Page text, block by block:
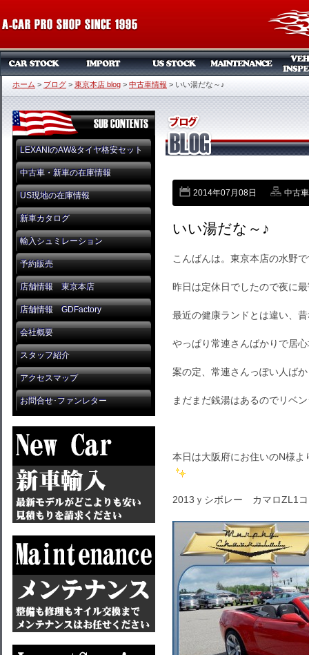
ホーム > ブログ > 東京本店 blog > 中古車情報 > いい湯だな～♪
LEXANIのAW&タイヤ格安セット
中古車・新車の在庫情報
US現地の在庫情報
新車カタログ
輸入シュミレーション
予約販売
店舗情報 東京本店
店舗情報 GDFactory
会社概要
スタッフ紹介
アクセスマップ
お問合せ･ファンレター
2014年07月08日 中古
いい湯だな～♪
こんばんは。東京本店の水野
昨日は定休日でしたので夜に
最近の健康ランドとは違い、
やっぱり常連さんばかりで居
案の定、常連さんっぽい人ば
まだまだ銭湯はあるのでリベ
本日は大阪府にお住いのN様よ
2013ｙシボレー カマロZL1コ